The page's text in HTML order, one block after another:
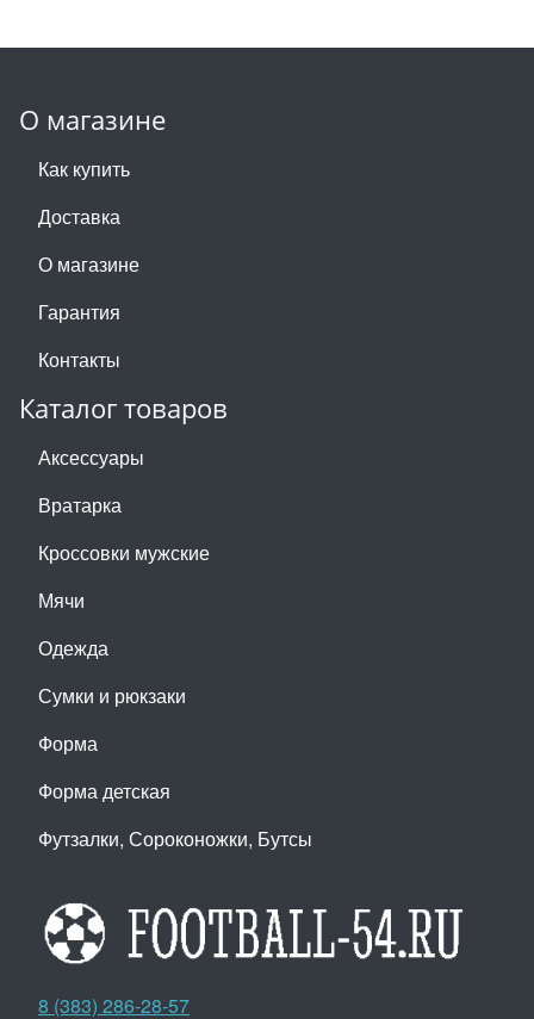
О магазине
Как купить
Доставка
О магазине
Гарантия
Контакты
Каталог товаров
Аксессуары
Вратарка
Кроссовки мужские
Мячи
Одежда
Сумки и рюкзаки
Форма
Форма детская
Футзалки, Сороконожки, Бутсы
8 (383) 286-28-57